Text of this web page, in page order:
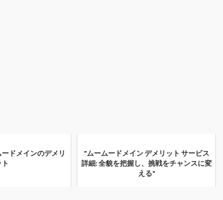
ドメインのデメリ
ト
"ムームードメイン デメリット サービス
詳細: 全貌を把握し、挑戦をチャンスに変
える"